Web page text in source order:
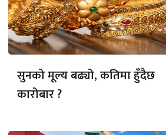
सुनको मूल्य बढ्यो, कतिमा हुँदैछ
कारोबार ?